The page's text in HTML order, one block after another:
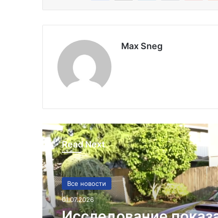
Max Sneg
Read Next
Все новости
01.07.2026